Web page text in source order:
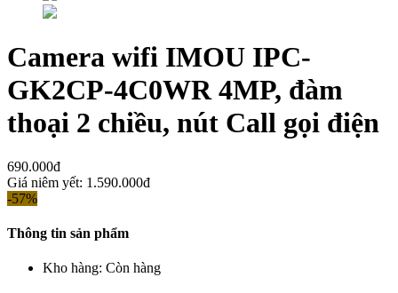
Camera wifi IMOU IPC-
GK2CP-4C0WR 4MP, đàm
thoại 2 chiều, nút Call gọi điện
690.000đ
Giá niêm yết: 1.590.000đ
-57%
Thông tin sản phẩm
Kho hàng: Còn hàng